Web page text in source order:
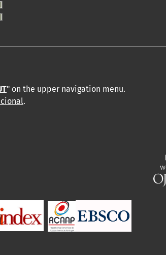
" on the upper navigation menu.
.